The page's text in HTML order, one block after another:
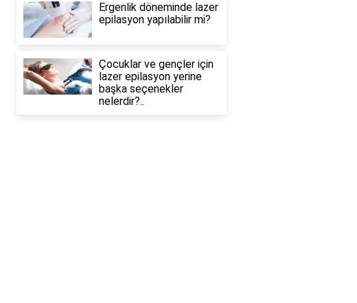
Ergenlik döneminde lazer
epilasyon yapılabilir mi?
Çocuklar ve gençler için
lazer epilasyon yerine
başka seçenekler
nelerdir?..